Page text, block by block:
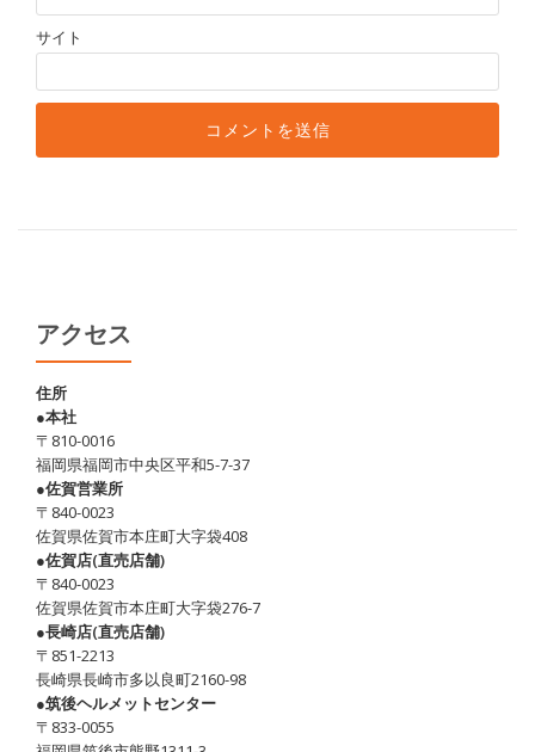
サイト
アクセス
住所
●本社
〒810-0016
福岡県福岡市中央区平和5-7-37
●佐賀営業所
〒840-0023
佐賀県佐賀市本庄町大字袋408
●佐賀店(直売店舗)
〒840-0023
佐賀県佐賀市本庄町大字袋276-7
●長崎店(直売店舗)
〒851-2213
長崎県長崎市多以良町2160-98
●筑後ヘルメットセンター
〒833-0055